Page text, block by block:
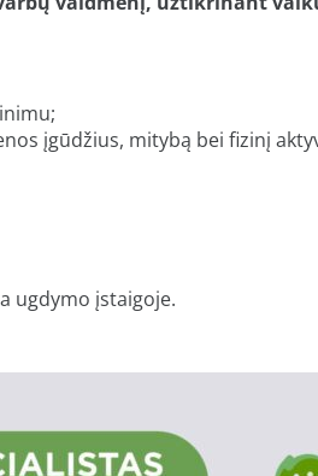
įgūdžius, mitybą bei fizinį
ugdymo įstaigoje.